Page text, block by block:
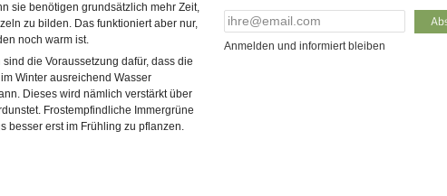
sie benötigen grundsätzlich mehr Zeit,
zu bilden. Das funktioniert aber nur,
noch warm ist.
sind die Voraussetzung dafür, dass die
Winter ausreichend Wasser
Dieses wird nämlich verstärkt über
Frostempfindliche Immergrüne
besser erst im Frühling zu pflanzen.
E-Mail Addresse*
Anmelden und informiert bleiben